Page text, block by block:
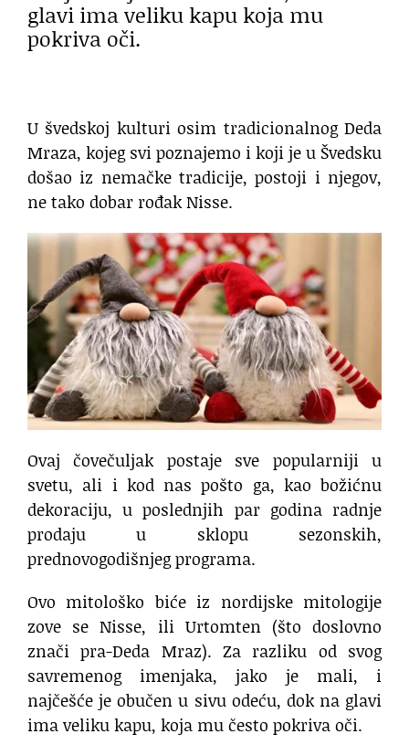
glavi ima veliku kapu koja mu
pokriva oči.
U švedskoj kulturi osim tradicionalnog Deda
Mraza, kojeg svi poznajemo i koji je u Švedsku
došao iz nemačke tradicije, postoji i njegov,
ne tako dobar rođak Nisse.
Ovaj čovečuljak postaje sve popularniji u
svetu, ali i kod nas pošto ga, kao božićnu
dekoraciju, u poslednjih par godina radnje
prodaju u sklopu sezonskih,
prednovogodišnjeg programa.
Ovo mitološko biće iz nordijske mitologije
zove se Nisse, ili Urtomten (što doslovno
znači pra-Deda Mraz). Za razliku od svog
savremenog imenjaka, jako je mali, i
najčešće je obučen u sivu odeću, dok na glavi
ima veliku kapu, koja mu često pokriva oči.